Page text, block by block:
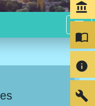
menu
account_balance
import_contacts
info
build